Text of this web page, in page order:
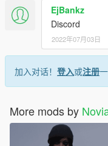
EjBankz
Discord
2022年07月03日
加入对话！ 登入或注册
More mods by